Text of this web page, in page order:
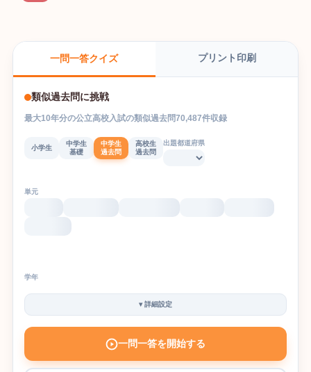
一問一答クイズ プリント印刷
類似過去問に挑戦
最大10年分の公立高校入試の類似過去問70,487件収録
小学生
中学生
基礎
中学生
過去問
高校生
過去問
出題都道府県
単元
学年
▾詳細設定
一問一答を開始する